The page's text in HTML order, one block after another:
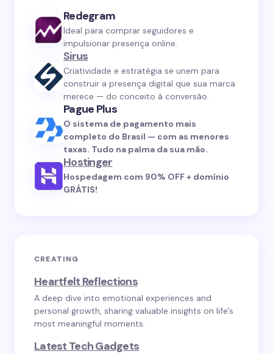
Redegram
Ideal para comprar seguidores e
impulsionar presença online.
Sirus
Criatividade e estratégia se unem para
construir a presença digital que sua marca
merece — do conceito à conversão.
Pague Plus
O sistema de pagamento mais
completo do Brasil — com as menores
taxas. Tudo na palma da sua mão.
Hostinger
Hospedagem com 90% OFF + domínio
GRÁTIS!
CREATING
Heartfelt Reflections
A deep dive into emotional experiences and
personal growth, sharing valuable insights on life's
most meaningful moments.
Latest Tech Gadgets